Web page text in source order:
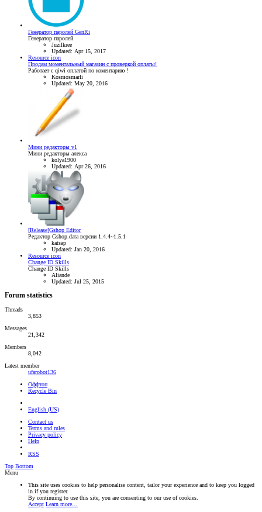
Генератор паролей GenRi
Генератор паролей
Juzilkree
Updated: Apr 15, 2017
Resource icon
Продам моментальный магазин с проверкой оплаты!
Работает с qiwi оплатой по коментарию !
Kosmosmarli
Updated: May 20, 2016
Мини редакторы v1
Мини редакторы алекса
kolya1900
Updated: Apr 26, 2016
[Release]Gshop Editor
Редактор Gshop.data версии 1.4.4~1.5.1
katsap
Updated: Jan 20, 2016
Resource icon
Change ID Skills
Change ID Skills
Aliande
Updated: Jul 25, 2015
Forum statistics
Threads
3,853
Messages
21,342
Members
8,042
Latest member
ufarobot136
Оффтоп
Recycle Bin
English (US)
Contact us
Terms and rules
Privacy policy
Help
RSS
Top Bottom
Menu
This site uses cookies to help personalise content, tailor your experience and to keep you logged
in if you register.
By continuing to use this site, you are consenting to our use of cookies.
Accept Learn more…